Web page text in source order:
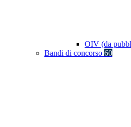
OIV (da
Bandi di concorso 60